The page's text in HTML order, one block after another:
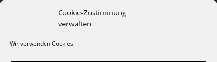
Cookie-Zustimmung
verwalten
Wir verwenden Cookies.
Expertise & Technik